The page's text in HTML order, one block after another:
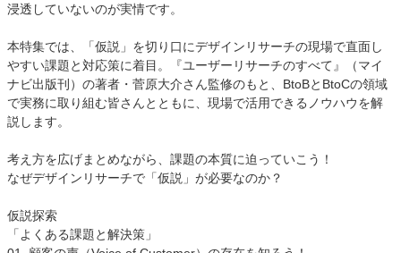
浸透していないのが実情です。
本特集では、「仮説」を切り口にデザインリサーチの現場で直面し
やすい課題と対応策に着目。『ユーザーリサーチのすべて』（マイ
ナビ出版刊）の著者・菅原大介さん監修のもと、BtoBとBtoCの領域
で実務に取り組む皆さんとともに、現場で活用できるノウハウを解
説します。
考え方を広げまとめながら、課題の本質に迫っていこう！
なぜデザインリサーチで「仮説」が必要なのか？
仮説探索
「よくある課題と解決策」